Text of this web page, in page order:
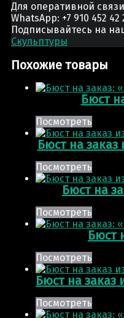
Для оперативной
WhatsApp: +7 910 452 42
Подписывайтесь на
Скульптуры
Похожие товары
Бюст
Посмотреть
Бюст на заказ
Посмотреть
Бюст на
Посмотреть
Бюст
Посмотреть
Бюст на заказ
Посмотреть